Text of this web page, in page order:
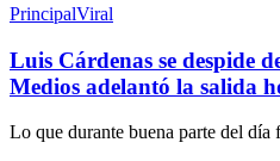
PrincipalViral
Luis Cárdenas se despide
Medios adelantó la salida
Lo que durante buena parte del